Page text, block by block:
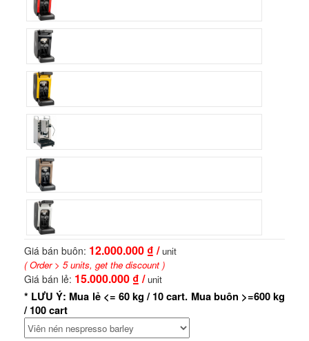
Giá bán buôn: 12.000.000 ₫ / unit
( Order > 5 units, get the discount )
Giá bán lẻ: 15.000.000 ₫ /unit
* LƯU Ý: Mua lẻ <= 60 kg / 10 cart. Mua buôn >=600 kg
/ 100 cart